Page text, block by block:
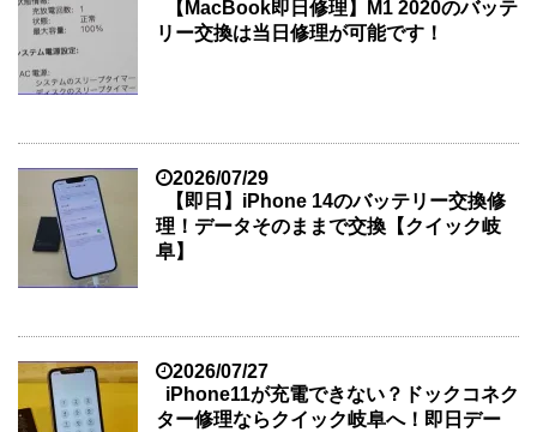
【MacBook即日修理】M1 2020のバッテ
リー交換は当日修理が可能です！
2026/07/29
【即日】iPhone 14のバッテリー交換修
理！データそのままで交換【クイック岐
阜】
2026/07/27
iPhone11が充電できない？ドックコネク
ター修理ならクイック岐阜へ！即日デー